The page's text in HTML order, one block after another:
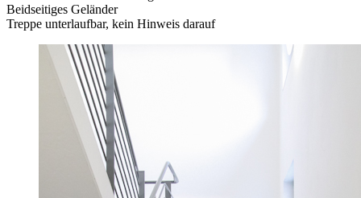
Beidseitiges Geländer
Treppe unterlaufbar, kein Hinweis darauf